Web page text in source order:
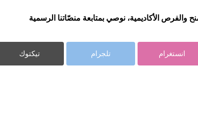
الأكاديمية، نوصي بمتابعة منصّاتنا الرسمية
انستغرام تلجرام تيكتوك